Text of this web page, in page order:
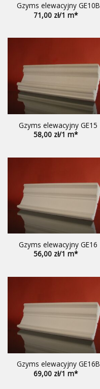
Gzyms elewacyjny GE10B
71,00
Gzyms elewacyjny GE15
58,00
Gzyms elewacyjny GE16
56,00
Gzyms elewacyjny GE16B
69,00